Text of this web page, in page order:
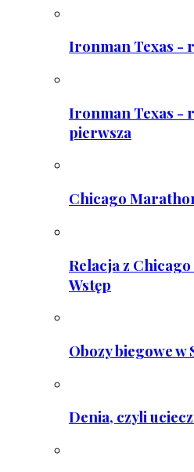
Ironman Texas -
Ironman Texas -
pierwsza
Chicago
Relacja z
Wstęp
Obozy biegowe
Denia, czyli